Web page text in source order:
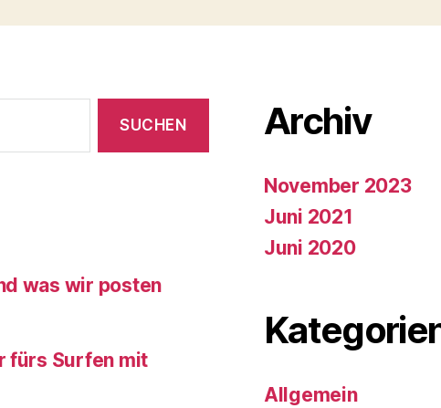
was wir posten
fürs Surfen mit
Archiv
November 2023
Juni 2021
Juni 2020
Allgemein